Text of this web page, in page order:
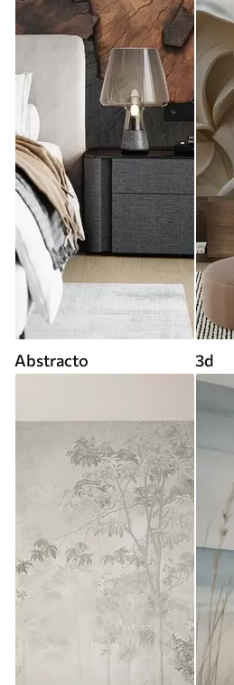
Abstracto 3d